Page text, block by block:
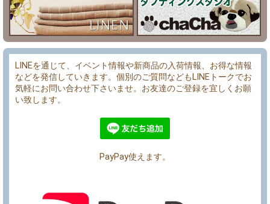
LINEを通じて、イベント情報や新商品の入荷情報、お得な情報
などを発信していきます。個別のご質問などもLINEトークでお
気軽にお問い合わせ下さいませ。お友達のご登録を宜しくお願
い致します。
PayPay使えます。